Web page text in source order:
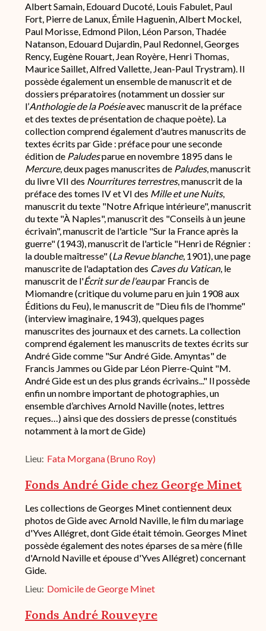
conservation
Albert Samain, Edouard Ducoté, Louis Fabulet, Paul
Fort, Pierre de Lanux, Émile Haguenin, Albert Mockel,
Paul Morisse, Edmond Pilon, Léon Parson, Thadée
Natanson, Edouard Dujardin, Paul Redonnel, Georges
Rency, Eugène Rouart, Jean Royère, Henri Thomas,
Maurice Saillet, Alfred Vallette, Jean-Paul Trystram). Il
possède également un ensemble de manuscrit et de
dossiers préparatoires (notamment un dossier sur
l’Anthologie de la Poésieavec manuscrit de la préface
et des textes de présentation de chaque poète). La
collection comprend également d'autres manuscrits de
textes écrits par Gide : préface pour une seconde
édition de Paludesparue en novembre 1895 dans le
Mercure, deux pages manuscrites de Paludes, manuscrit
du livre VII des Nourritures terrestres, manuscrit de la
préface des tomes IV et VI des Mille et une Nuits,
manuscrit du texte "Notre Afrique intérieure", manuscrit
du texte "À Naples", manuscrit des "Conseils à un jeune
écrivain", manuscrit de l'article "Sur la France après la
guerre" (1943), manuscrit de l'article "Henri de Régnier :
la double maîtresse" (La Revue blanche, 1901), une page
manuscrite de l'adaptation des Caves du Vatican, le
manuscrit de l'Écrit sur de l'eaupar Francis de
Miomandre (critique du volume paru en juin 1908 aux
Éditions du Feu), le manuscrit de "Dieu fils de l'homme"
(interview imaginaire, 1943), quelques pages
manuscrites des journaux et des carnets. La collection
comprend également les manuscrits de textes écrits sur
André Gide comme "Sur André Gide. Amyntas" de
Francis Jammes ou Gide par Léon Pierre-Quint "M.
André Gide est un des plus grands écrivains..." Il possède
enfin un nombre important de photographies, un
ensemble d’archives Arnold Naville (notes, lettres
reçues…) ainsi que des dossiers de presse (constitués
notamment à la mort de Gide)
Lieu Fata Morgana (Bruno Roy)
Fonds André Gide chez George Minet
Description
succincte
du
fond
/
historique
de
Les collections de Georges Minet contiennent deux
photos de Gide avec Arnold Naville, le film du mariage
d'Yves Allégret, dont Gide était témoin. Georges Minet
possède également des notes éparses de sa mère (fille
d'Arnold Naville et épouse d'Yves Allégret) concernant
Gide.
Lieu Domicile de George Minet
Fonds André Rouveyre